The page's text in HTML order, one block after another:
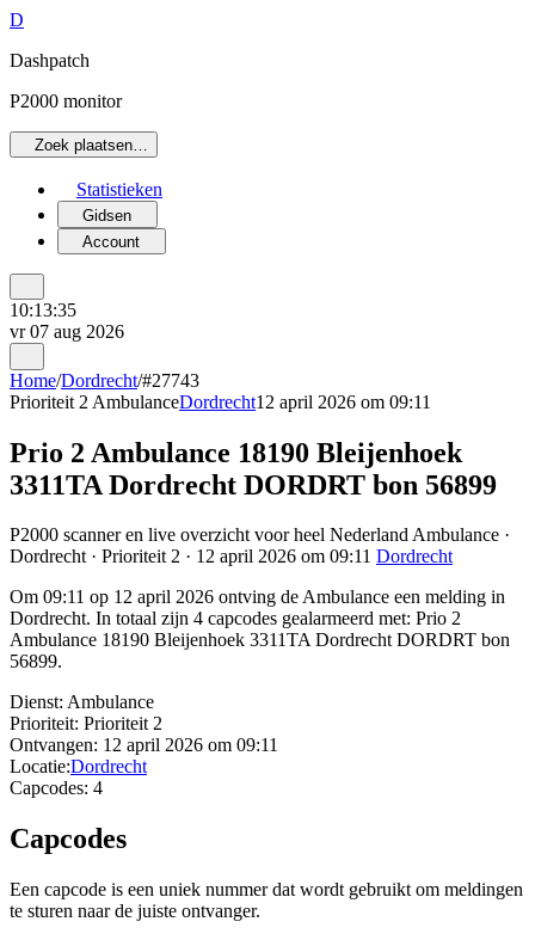
D
Dashpatch
P2000 monitor
Zoek plaatsen…
Statistieken
Gidsen
Account
10:13:35
vr 07 aug 2026
Home/Dordrecht/#27743
Prioriteit 2 AmbulanceDordrecht12 april 2026 om 09:11
Prio 2 Ambulance 18190 Bleijenhoek
3311TA Dordrecht DORDRT bon 56899
P2000 scanner en live overzicht voor heel Nederland Ambulance ·
Dordrecht · Prioriteit 2 · 12 april 2026 om 09:11 Dordrecht
Om 09:11 op 12 april 2026 ontving de Ambulance een melding in
Dordrecht. In totaal zijn 4 capcodes gealarmeerd met: Prio 2
Ambulance 18190 Bleijenhoek 3311TA Dordrecht DORDRT bon
56899.
Dienst: Ambulance
Prioriteit: Prioriteit 2
Ontvangen: 12 april 2026 om 09:11
Locatie:Dordrecht
Capcodes: 4
Capcodes
Een capcode is een uniek nummer dat wordt gebruikt om meldingen
te sturen naar de juiste ontvanger.